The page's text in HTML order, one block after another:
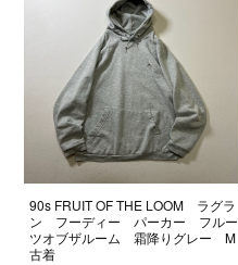
90s FRUIT OF THE LOOM ラグラ
ン フーディー パーカー フルー
ツオブザルーム 霜降りグレー M
古着